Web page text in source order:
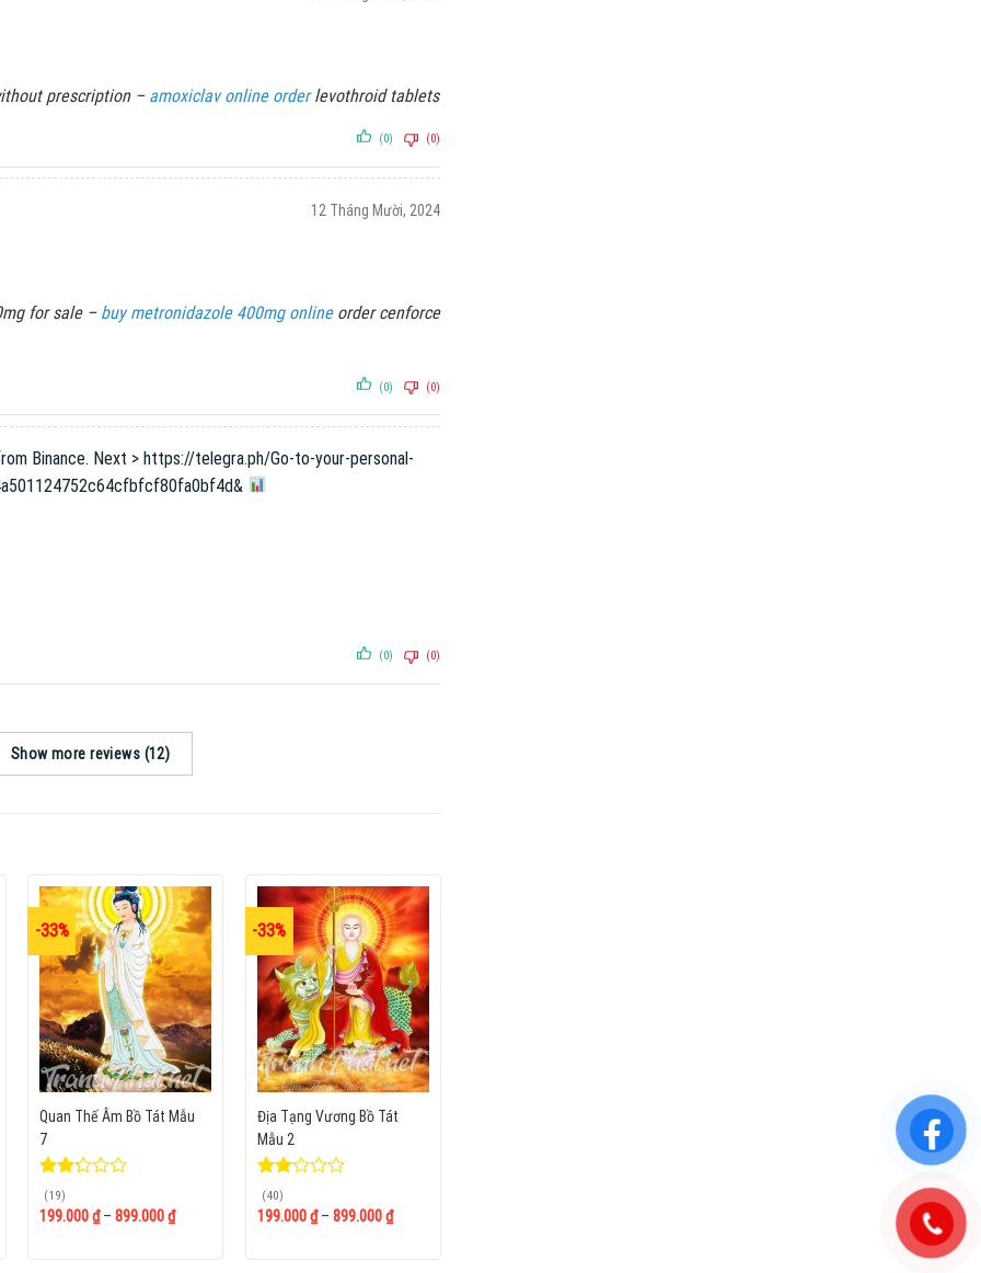
prescription – amoxiclav online orderlevothroid tablets
(0) (0)
12 Tháng Mười, 2024
for sale – buy metronidazole 400mg onlineorder cenforce
(0) (0)
Binance. Next > https://telegra.ph/Go-to-your-personal-
(0) (0)
Show more reviews (12)
-33%
Quan Thế Âm Bồ Tát Mẫu
7
Được
xếp
hạng
(19)
199.000₫–899.000₫
-33%
Địa Tạng Vương Bồ Tát
Mẫu 2
Được
xếp
hạng
(40)
199.000₫– 899.000₫